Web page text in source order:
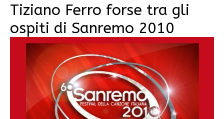
Tiziano Ferro forse tra gli
ospiti di Sanremo 2010